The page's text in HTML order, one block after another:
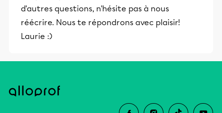
d'autres questions, n'hésite pas à nous
réécrire. Nous te répondrons avec plaisir!
Laurie :)